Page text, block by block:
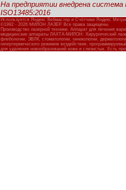
На предприятии внедрена
ISO13485:2016
Используется Яндекс Вебмастер и Счётчики Яндекс
©1992 - 2026 МИЛОН ЛАЗЕР. Все права защищены.
Производство лазерной техники. Аппарат для лечения
медицинские аппараты ЛАХТА-МИЛОН: Хирургический
флебологии, ЭВЛК, стоматологии, гинекологии,
гипертермического режимов воздействия,
для удаления новообразований кожи и слизистых. Есть